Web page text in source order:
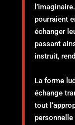
pourraient
échanger
passant
instruit,
La forme
échange
tout
personnelle